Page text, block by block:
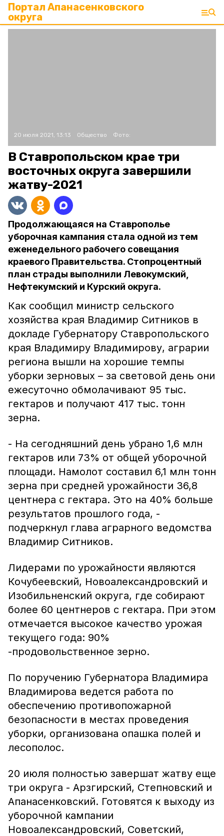
Портал Апанасенковского
округа
20 июля 2021, 13:13 Общество Фото:
В Ставропольском крае три
восточных округа завершили
жатву-2021
Продолжающаяся на Ставрополье
уборочная кампания стала одной из тем
еженедельного рабочего совещания
краевого Правительства. Стопроцентный
план страды выполнили Левокумский,
Нефтекумский и Курский округа.
Как сообщил министр сельского
хозяйства края Владимир Ситников в
докладе Губернатору Ставропольского
края Владимиру Владимирову, аграрии
региона вышли на хорошие темпы
уборки зерновых – за световой день они
ежесуточно обмолачивают 95 тыс.
гектаров и получают 417 тыс. тонн
зерна.
- На сегодняшний день убрано 1,6 млн
гектаров или 73% от общей уборочной
площади. Намолот составил 6,1 млн тонн
зерна при средней урожайности 36,8
центнера с гектара. Это на 40% больше
результатов прошлого года, -
подчеркнул глава аграрного ведомства
Владимир Ситников.
Лидерами по урожайности являются
Кочубеевский, Новоалександровский и
Изобильненский округа, где собирают
более 60 центнеров с гектара. При этом
отмечается высокое качество урожая
текущего года: 90%
-продовольственное зерно.
По поручению Губернатора Владимира
Владимирова ведется работа по
обеспечению противопожарной
безопасности в местах проведения
уборки, организована опашка полей и
лесополос.
20 июля полностью завершат жатву еще
три округа - Арзгирский, Степновский и
Апанасенковский. Готовятся к выходу из
уборочной кампании
Новоалександровский, Советский,